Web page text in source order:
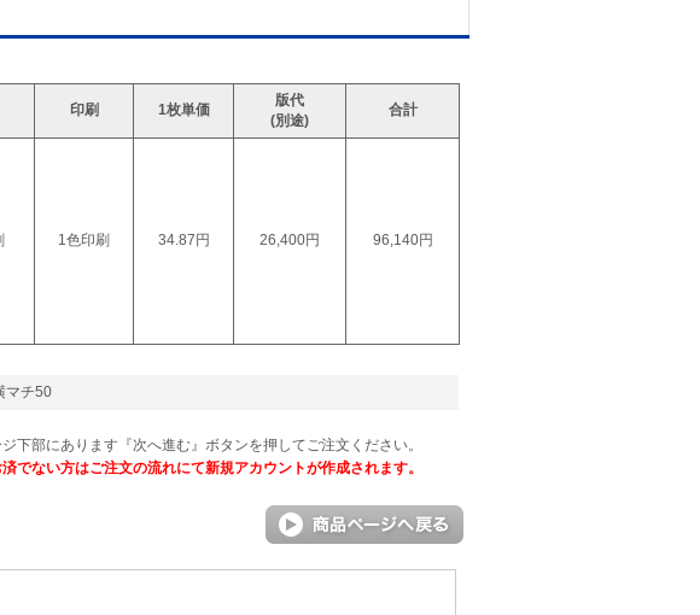
印刷 1枚単価
版代
(別途)
合計
1色印刷 34.87円 26,400円 96,140円
マチ50
下部にあります『次へ進む』ボタンを押してご注文ください。
でない方はご注文の流れにて新規アカウントが作成されます。